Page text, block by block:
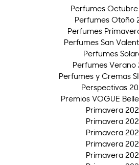
Perfumes
Perfumes Otoño
Perfumes
Perfumes San
Perfumes
Perfumes Verano
Perfumes y Cremas
Perspectivas
Premios VOGUE
Primavera
Primavera
Primavera
Primavera
Primavera